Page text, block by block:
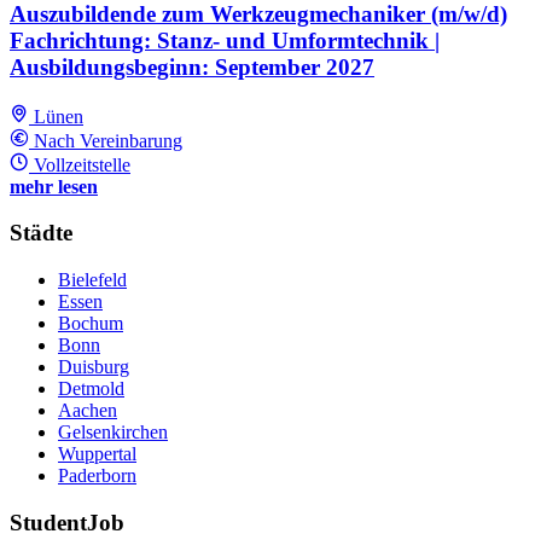
Auszubildende zum Werkzeugmechaniker (m/w/d)
Fachrichtung: Stanz- und Umformtechnik |
Ausbildungsbeginn: September 2027
Lünen
Nach Vereinbarung
Vollzeitstelle
mehr lesen
Städte
Bielefeld
Essen
Bochum
Bonn
Duisburg
Detmold
Aachen
Gelsenkirchen
Wuppertal
Paderborn
StudentJob